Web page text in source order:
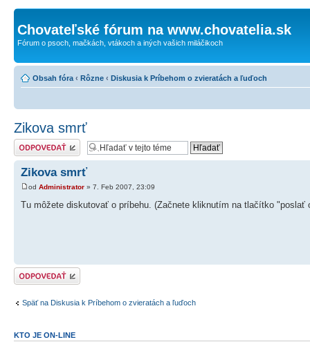
Chovateľské fórum na www.chovatelia.sk
Fórum o psoch, mačkách, vtákoch a iných vašich miláčikoch
Obsah fóra ‹ Rôzne ‹ Diskusia k Príbehom o zvieratách a ľuďoch
Zikova smrť
Odoslať odpoveď
Zikova smrť
od Administrator » 7. Feb 2007, 23:09
Tu môžete diskutovať o príbehu. (Začnete kliknutím na tlačítko "poslať
Odoslať odpoveď
Späť na Diskusia k Príbehom o zvieratách a ľuďoch
KTO JE ON-LINE